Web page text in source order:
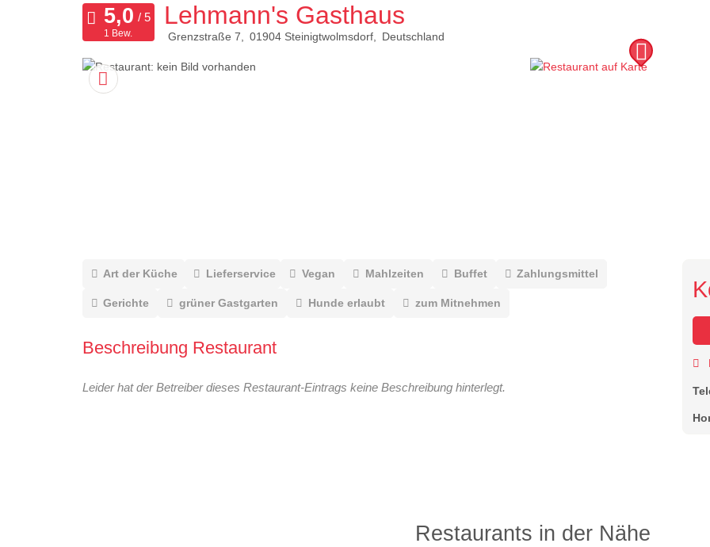
Lehmann's Gasthaus
Grenzstraße 7 01904 Steinigtwolmsdorf Deutschland
1 Bew.
Art der Küche Lieferservice Vegan Mahlzeiten Buffet Zahlungsmittel
Gerichte grüner Gastgarten Hunde erlaubt zum Mitnehmen
Beschreibung Restaurant
Leider hat der Betreiber dieses Restaurant-Eintrags keine Beschreibung hinterlegt.
Restaurants in der Nähe